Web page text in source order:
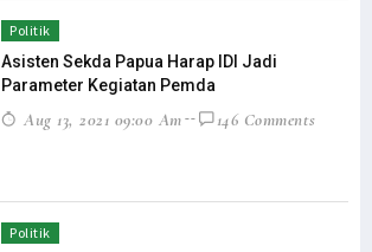
Politik
Asisten Sekda Papua Harap IDI Jadi
Parameter Kegiatan Pemda
Aug 13, 2021 09:00 Am 146 Comments
Politik